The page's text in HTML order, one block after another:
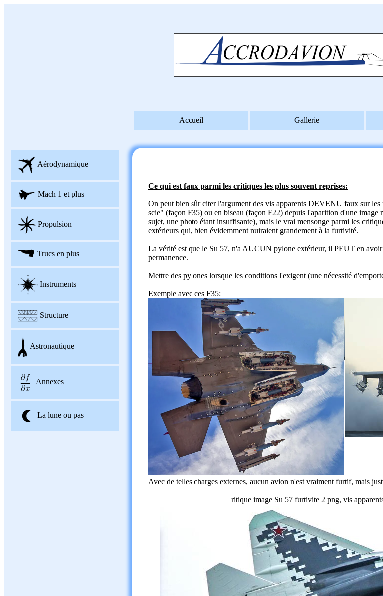
Accueil Gallerie
Aérodynamique
Mach 1 et plus
Propulsion
Trucs en plus
Instruments
Structure
Astronautique
Annexes
La lune ou pas
Ce qui est faux parmi les critiques les plus souvent reprises:
On peut bien sûr citer l'argument des vis apparents DEVENU faux sur les
scie" (façon F35) ou en biseau (façon F22) depuis l'aparition d'une image
sujet, une photo étant insuffisante), mais le vrai mensonge parmi les
extérieurs qui, bien évidemment nuiraient grandement à la furtivité.
La vérité est que le Su 57, n'a AUCUN pylone extérieur, il PEUT en
permanence.
Mettre des pylones lorsque les conditions l'exigent (une nécessité
Exemple avec ces F35:
Avec de telles charges externes, aucun avion n'est vraiment furtif, mais
ritique image Su 57 furtivite 2 png, vis